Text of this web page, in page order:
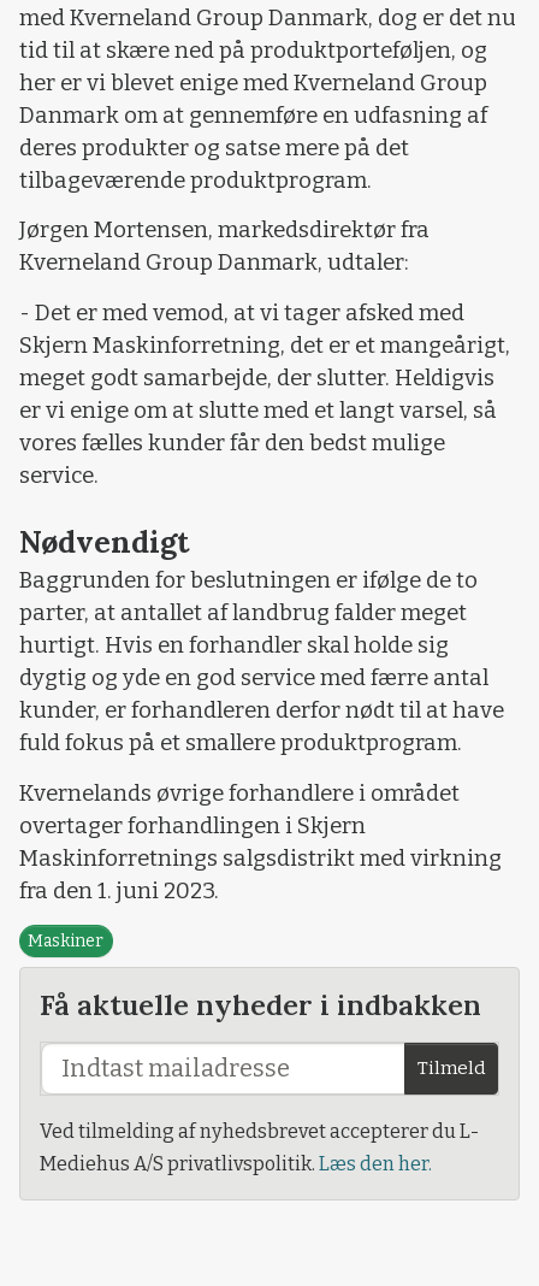
med Kverneland Group Danmark, dog er det nu
tid til at skære ned på produktporteføljen, og
her er vi blevet enige med Kverneland Group
Danmark om at gennemføre en udfasning af
deres produkter og satse mere på det
tilbageværende produktprogram.
Jørgen Mortensen, markedsdirektør fra
Kverneland Group Danmark, udtaler:
- Det er med vemod, at vi tager afsked med
Skjern Maskinforretning, det er et mangeårigt,
meget godt samarbejde, der slutter. Heldigvis
er vi enige om at slutte med et langt varsel, så
vores fælles kunder får den bedst mulige
service.
Nødvendigt
Baggrunden for beslutningen er ifølge de to
parter, at antallet af landbrug falder meget
hurtigt. Hvis en forhandler skal holde sig
dygtig og yde en god service med færre antal
kunder, er forhandleren derfor nødt til at have
fuld fokus på et smallere produktprogram.
Kvernelands øvrige forhandlere i området
overtager forhandlingen i Skjern
Maskinforretnings salgsdistrikt med virkning
fra den 1. juni 2023.
Maskiner
Få aktuelle nyheder i indbakken
Tilmeld
Ved tilmelding af nyhedsbrevet accepterer du L-
Mediehus A/S privatlivspolitik. Læs den her.